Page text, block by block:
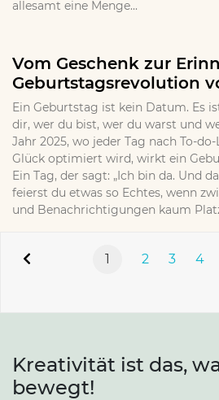
allesamt eine Menge...
Vom Geschenk zur
Geburtstagsrevolution
Ein Geburtstag ist kein Datum. Es
dir, wer du bist, wer du warst und
Jahr 2025, wo jeder Tag nach To-
Glück optimiert wird, wirkt ein
Ein Tag, der sagt: „Ich bin da. Und
feierst du etwas so Echtes, wenn
und Benachrichtigungen kaum
1 2 3 4
Kreativität ist das,
bewegt!